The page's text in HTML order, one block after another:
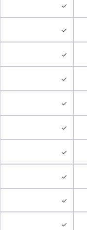
✓
✓
✓
✓
✓
✓
✓
✓
✓
✓